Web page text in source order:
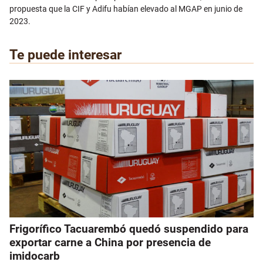
propuesta que la CIF y Adifu habían elevado al MGAP en junio de
2023.
Te puede interesar
Frigorífico Tacuarembó quedó suspendido para
exportar carne a China por presencia de
imidocarb